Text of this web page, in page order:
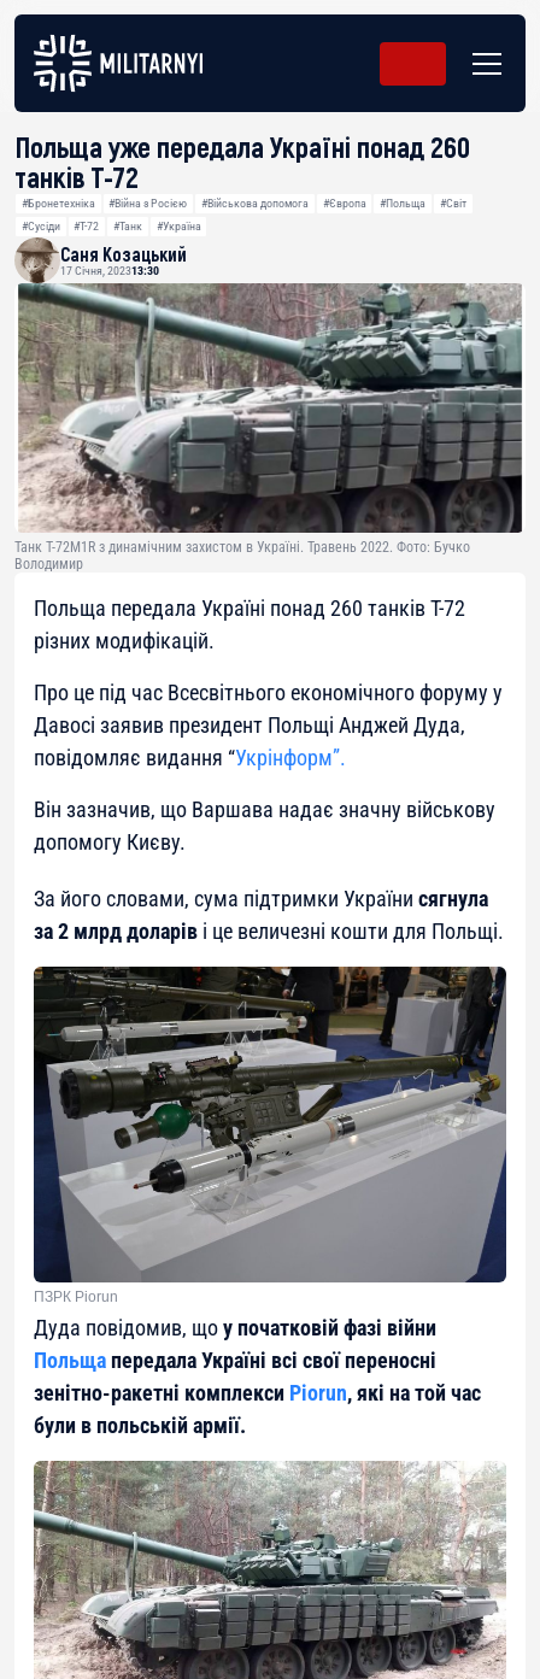
Польща уже передала Україні понад 260
танків Т-72
#Бронетехніка #Війна з Росією #Військова допомога #Європа #Польща
#Світ
#Сусіди
#Т-72 #Танк #Україна
Саня Козацький
17 Січня, 202313:30
Танк Т-72М1R з динамічним захистом в Україні. Травень 2022. Фото: Бучко
Володимир
Польща передала Україні понад 260 танків Т-72
різних модифікацій.
Про це під час Всесвітнього економічного форуму у
Давосі заявив президент Польщі Анджей Дуда,
повідомляє видання “Укрінформ”.
Він зазначив, що Варшава надає значну військову
допомогу Києву.
За його словами, сума підтримки України сягнула
за 2 млрд доларів і це величезні кошти для Польщі.
ПЗРК Piorun
Дуда повідомив, щоу початковій фазі війни
Польщапередала Україні всі свої переносні
зенітно-ракетні комплекси Piorun, які на той час
були в польській армії.